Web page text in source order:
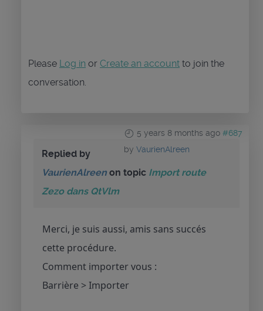
Please Log in or Create an account to join the
conversation.
5 years 8 months ago #687
by VaurienAlreen
Replied by
VaurienAlreen on topic Import route
Zezo dans QtVlm
Merci, je suis aussi, amis sans succés
cette procédure.
Comment importer vous :
Barrière > Importer